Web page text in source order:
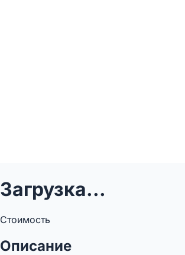
Загрузка...
Стоимость
Описание